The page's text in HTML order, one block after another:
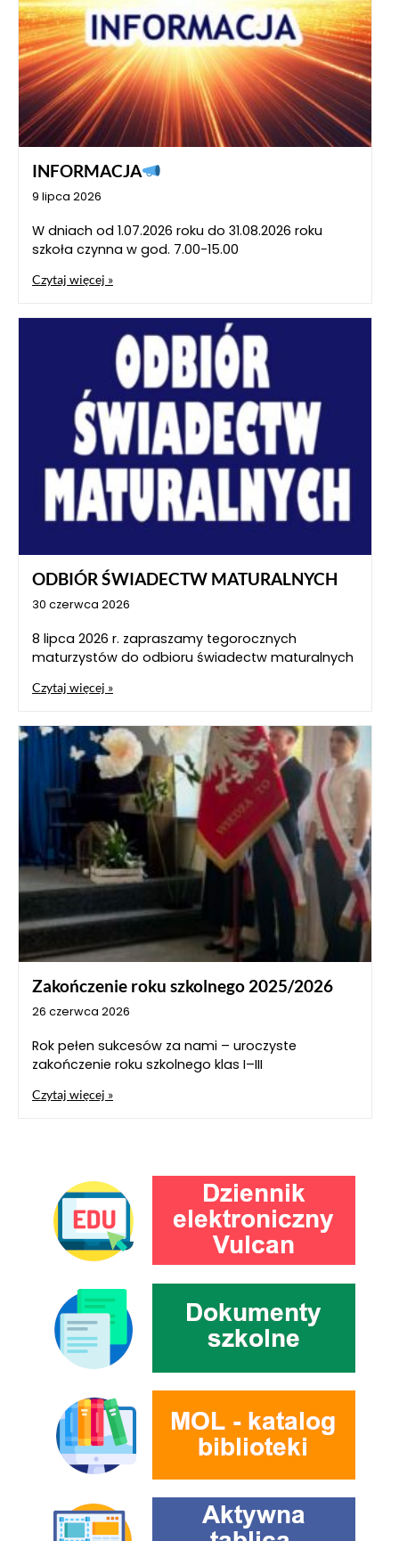
INFORMACJA
9 lipca 2026
W dniach od 1.07.2026 roku do 31.08.2026 roku
szkoła czynna w god. 7.00-15.00
Czytaj więcej »
ODBIÓR ŚWIADECTW MATURALNYCH
30 czerwca 2026
8 lipca 2026 r. zapraszamy tegorocznych
maturzystów do odbioru świadectw maturalnych
Czytaj więcej »
Zakończenie roku szkolnego 2025/2026
26 czerwca 2026
Rok pełen sukcesów za nami – uroczyste
zakończenie roku szkolnego klas I–III
Czytaj więcej »